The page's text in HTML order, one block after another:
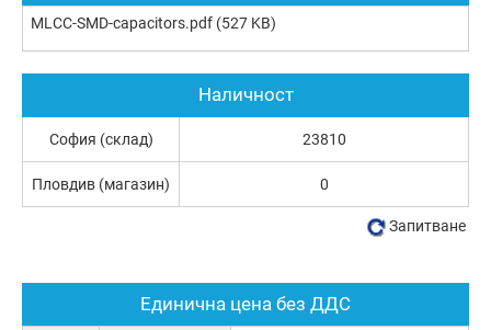
MLCC-SMD-capacitors.pdf (527 KB)
Единична цена без ДДС
Наличност
София (склад) 23810
Пловдив (магазин) 0
Запитване